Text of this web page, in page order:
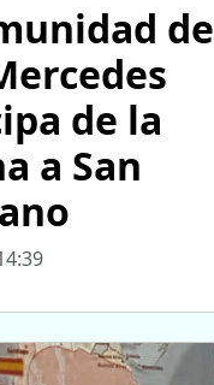
de
de la
a San